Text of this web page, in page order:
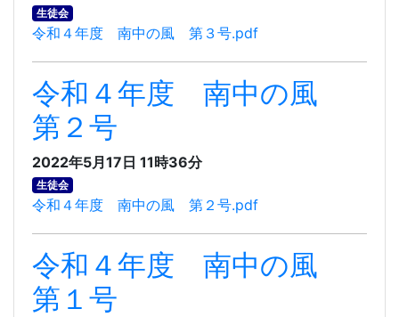
生徒会
令和４年度 南中の風 第３号.pdf
令和４年度 南中の風
第２号
2022年5月17日 11時36分
生徒会
令和４年度 南中の風 第２号.pdf
令和４年度 南中の風
第１号